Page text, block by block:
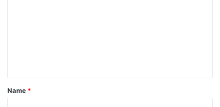
*
Name *